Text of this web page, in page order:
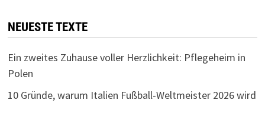
NEUESTE TEXTE
Ein zweites Zuhause voller Herzlichkeit: Pflegeheim in
Polen
10 Gründe, warum Italien Fußball-Weltmeister 2026 wird